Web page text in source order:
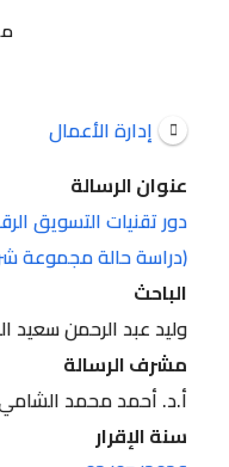
إدارة الأعمال
عنوان الرسالة
دور تقنيات التسويق
(دراسة حالة مجموعة
الباحث
وليد عبد الرحمن سعيد
مشرف الرسالة
أ.د. أحمد محمد
سنة الإقرار